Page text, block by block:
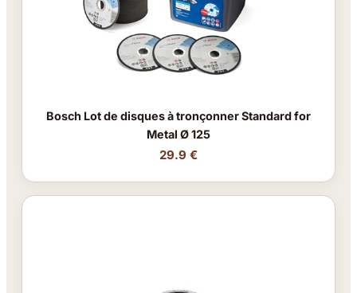
Bosch Lot de disques à tronçonner Standard for
Metal Ø 125
29.9 €